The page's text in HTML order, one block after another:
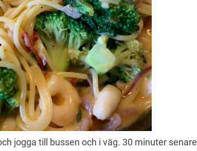
jogga till bussen och i väg. 30 minuter senare